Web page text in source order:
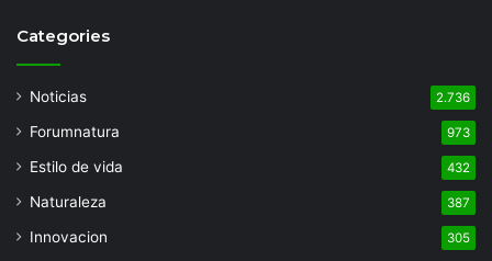
Categories
Noticias 2.736
Forumnatura 973
Estilo de vida 432
Naturaleza 387
Innovacion 305